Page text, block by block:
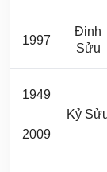
1997
Đinh
Sửu
1949
2009
Kỷ